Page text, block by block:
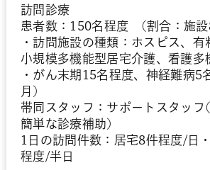
訪問診療
患者数：150名程度 (割合：施設
・訪問施設の種類：ホスピス、有
小規模多機能型居宅介護、看護多
・がん末期15名程度、神経難病5
月)
帯同スタッフ：サポートスタッフ
簡単な診療補助)
1日の訪問件数：居宅8件程度/日
程度/半日